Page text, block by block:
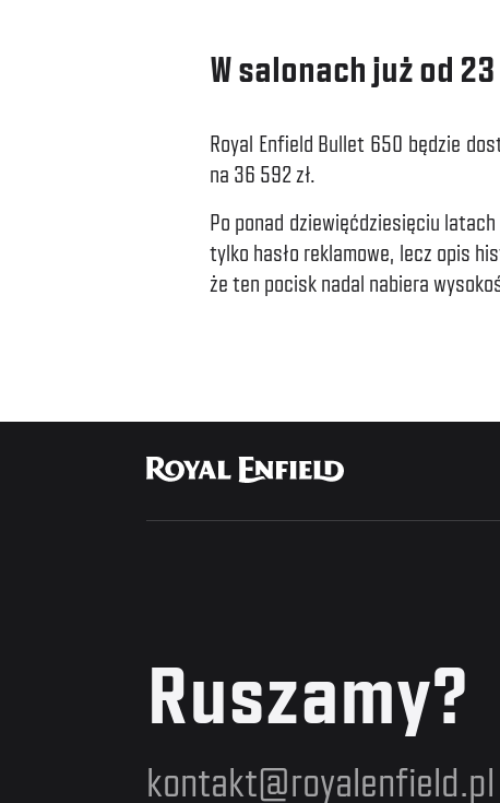
W salonach już od
Royal Enfield Bullet 650 będzie
na 36 592 zł.
Po ponad dziewięćdziesięciu
tylko hasło reklamowe, lecz opis
że ten pocisk nadal nabiera
Ruszamy?
kontakt@royalenfield.pl